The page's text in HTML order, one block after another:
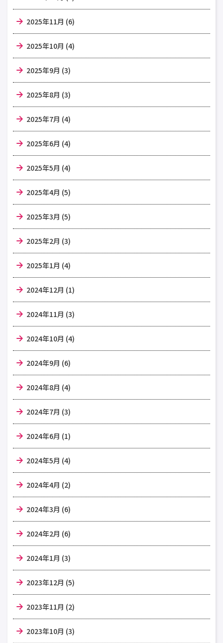
2025年11月 (6)
2025年10月 (4)
2025年9月 (3)
2025年8月 (3)
2025年7月 (4)
2025年6月 (4)
2025年5月 (4)
2025年4月 (5)
2025年3月 (5)
2025年2月 (3)
2025年1月 (4)
2024年12月 (1)
2024年11月 (3)
2024年10月 (4)
2024年9月 (6)
2024年8月 (4)
2024年7月 (3)
2024年6月 (1)
2024年5月 (4)
2024年4月 (2)
2024年3月 (6)
2024年2月 (6)
2024年1月 (3)
2023年12月 (5)
2023年11月 (2)
2023年10月 (3)